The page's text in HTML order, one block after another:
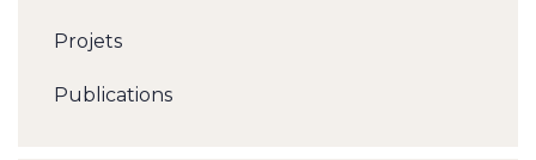
Projets
Publications